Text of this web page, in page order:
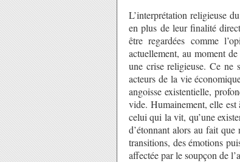
L’interprétation religieuse
en plus de leur finalité
être regardées comme
actuellement, au moment
une crise religieuse. Ce ne
acteurs de la vie
angoisse existentielle,
vide. Humainement, elle
celui qui la vit, qu’une
d’étonnant alors au fait
transitions, des émotions
affectée par le soupçon de